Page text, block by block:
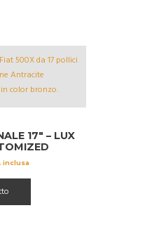
17″ – LUX
inclusa